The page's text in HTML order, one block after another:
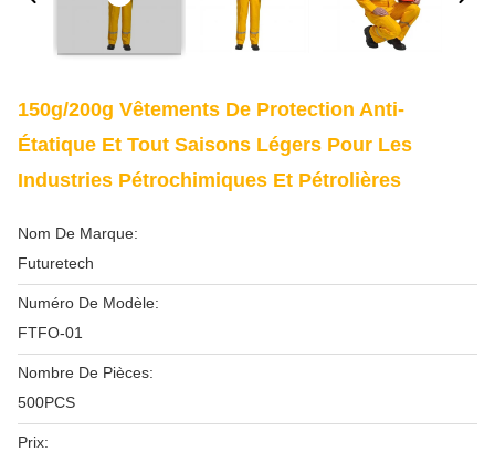
150g/200g Vêtements De Protection Anti-
Étatique Et Tout Saisons Légers Pour Les
Industries Pétrochimiques Et Pétrolières
Nom De Marque:
Futuretech
Numéro De Modèle:
FTFO-01
Nombre De Pièces:
500PCS
Prix: